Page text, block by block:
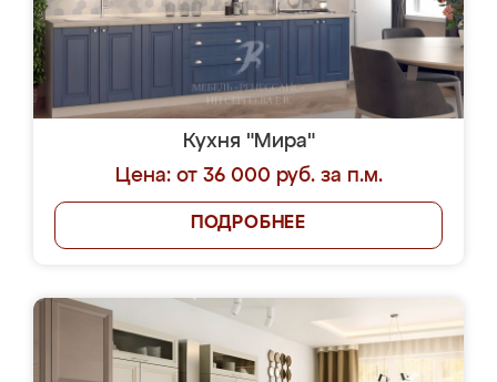
Кухня "Мира"
Цена: от 36 000 руб. за п.м.
ПОДРОБНЕЕ